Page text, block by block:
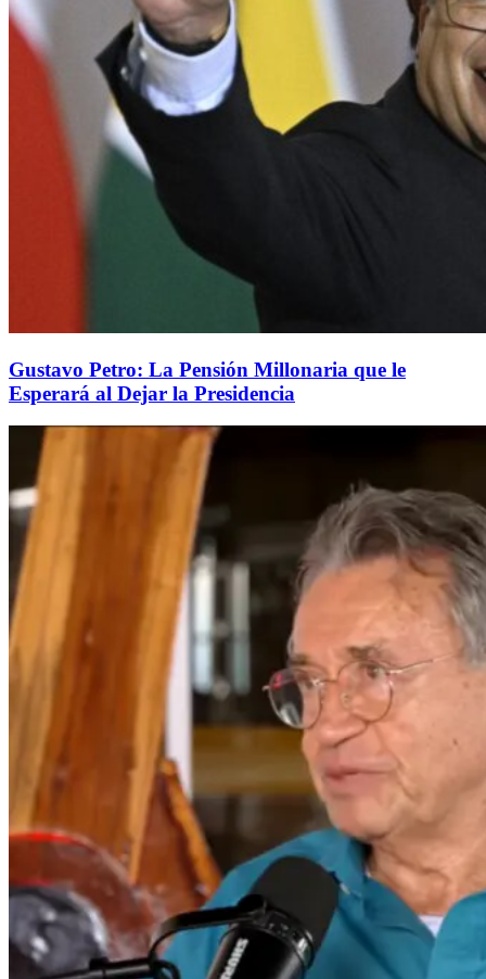
Gustavo Petro: La Pensión Millonaria que le
Esperará al Dejar la Presidencia